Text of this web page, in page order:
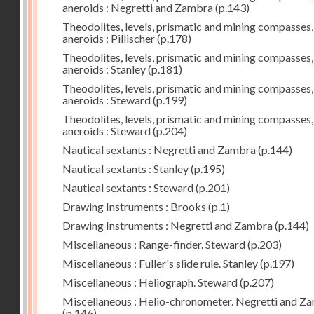
aneroids : Negretti and Zambra(p.143)
Theodolites, levels, prismatic and mining compasses,
aneroids : Pillischer(p.178)
Theodolites, levels, prismatic and mining compasses,
aneroids : Stanley(p.181)
Theodolites, levels, prismatic and mining compasses,
aneroids : Steward(p.199)
Theodolites, levels, prismatic and mining compasses,
aneroids : Steward(p.204)
Nautical sextants : Negretti and Zambra(p.144)
Nautical sextants : Stanley(p.195)
Nautical sextants : Steward(p.201)
Drawing Instruments : Brooks (p.1)
Drawing Instruments : Negretti and Zambra(p.144)
Miscellaneous : Range-finder. Steward(p.203)
Miscellaneous : Fuller's slide rule. Stanley(p.197)
Miscellaneous : Heliograph. Steward(p.207)
Miscellaneous : Helio-chronometer. Negretti and